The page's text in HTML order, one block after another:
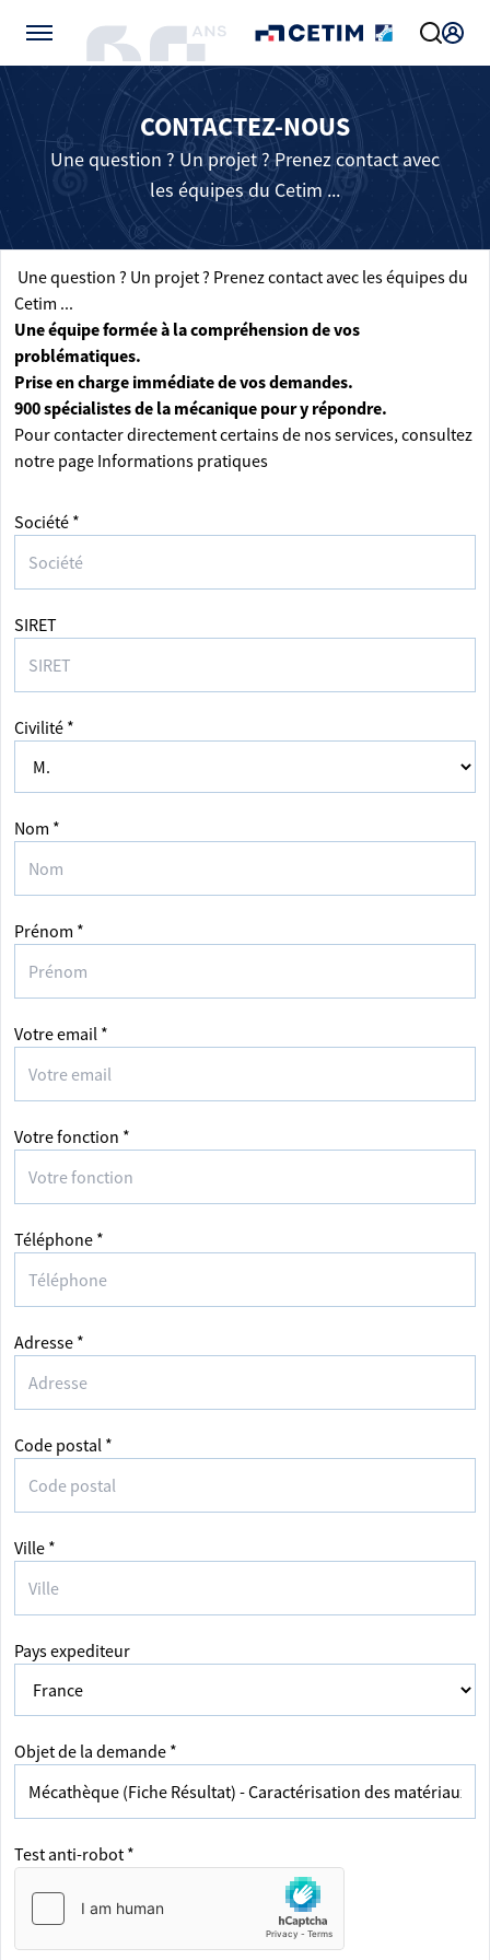
CONTACTEZ-NOUS
Une question ? Un projet ? Prenez contact avec
les équipes du Cetim ...
Une question ? Un projet ? Prenez contact avec les équipes du
Cetim ...
Une équipe formée à la compréhension de vos
problématiques.
Prise en charge immédiate de vos demandes.
900 spécialistes de la mécanique pour y répondre.
Pour contacter directement certains de nos services, consultez
notre page Informations pratiques
Société *
SIRET
Civilité *
Nom *
Prénom *
Votre email *
Votre fonction *
Téléphone *
Adresse *
Code postal *
Ville *
Pays expediteur
Objet de la demande *
Test anti-robot *